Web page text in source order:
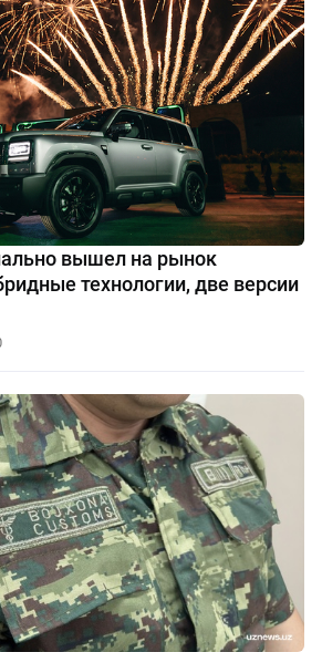
вышел на рынок
технологии, две версии